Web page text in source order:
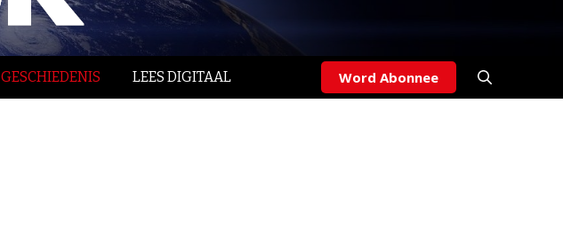
GESCHIEDENIS LEES DIGITAAL Word Abonnee